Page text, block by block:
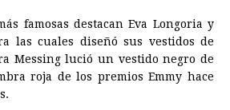
famosas destacan Eva Longoria y
las cuales diseñó sus vestidos de
Messing lució un vestido negro de
roja de los premios Emmy hace